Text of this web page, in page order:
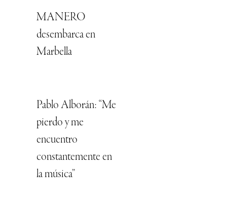
MANERO
desembarca en
Marbella
Pablo Alborán: “Me
pierdo y me
encuentro
constantemente en
la música”